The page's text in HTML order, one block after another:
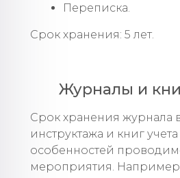
Переписка.
Срок хранения: 5 лет.
Журналы и
Срок хранения журнала
инструктажа и книг учета
особенностей
мероприятия.